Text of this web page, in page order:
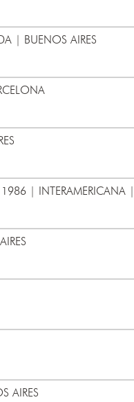
| BUENOS AIRES
1986 | INTERAMERICANA
AIRES